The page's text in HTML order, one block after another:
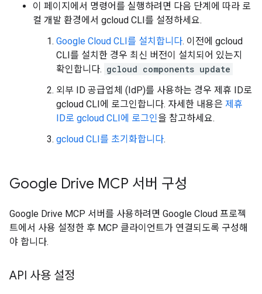
이 페이지에서 명령어를 실행하려면 다음 단계에 따라 로
컬 개발 환경에서 gcloud CLI를 설정하세요.
Google Cloud CLI를 설치합니다. 이전에 gcloud
CLI를 설치한 경우 최신 버전이 설치되어 있는지
확인합니다. gcloud components update
외부 ID 공급업체 (IdP)를 사용하는 경우 제휴 ID로
gcloud CLI에 로그인합니다. 자세한 내용은 제휴
ID로 gcloud CLI에 로그인을 참고하세요.
gcloud CLI를 초기화합니다.
Google Drive MCP 서버 구성
Google Drive MCP 서버를 사용하려면 Google Cloud 프로젝
트에서 사용 설정한 후 MCP 클라이언트가 연결되도록 구성해
야 합니다.
API 사용 설정